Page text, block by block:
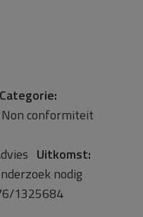
Categorie:
conformiteit
Uitkomst:
nodig
1325684